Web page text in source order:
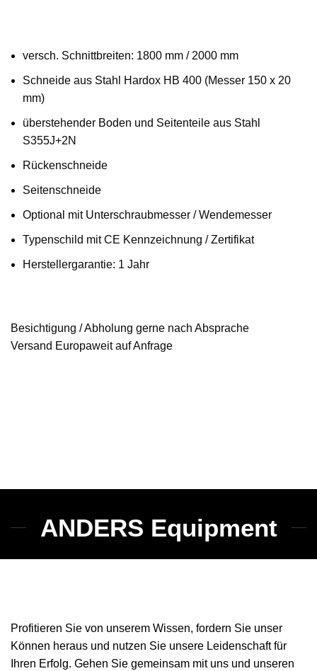
versch. Schnittbreiten: 1800 mm / 2000 mm
Schneide aus Stahl Hardox HB 400 (Messer 150 x 20
mm)
überstehender Boden und Seitenteile aus Stahl
S355J+2N
Rückenschneide
Seitenschneide
Optional mit Unterschraubmesser / Wendemesser
Typenschild mit CE Kennzeichnung / Zertifikat
Herstellergarantie: 1 Jahr
Besichtigung / Abholung gerne nach Absprache
Versand Europaweit auf Anfrage
ANDERS Equipment
Profitieren Sie von unserem Wissen, fordern Sie unser
Können heraus und nutzen Sie unsere Leidenschaft für
Ihren Erfolg. Gehen Sie gemeinsam mit uns und unseren